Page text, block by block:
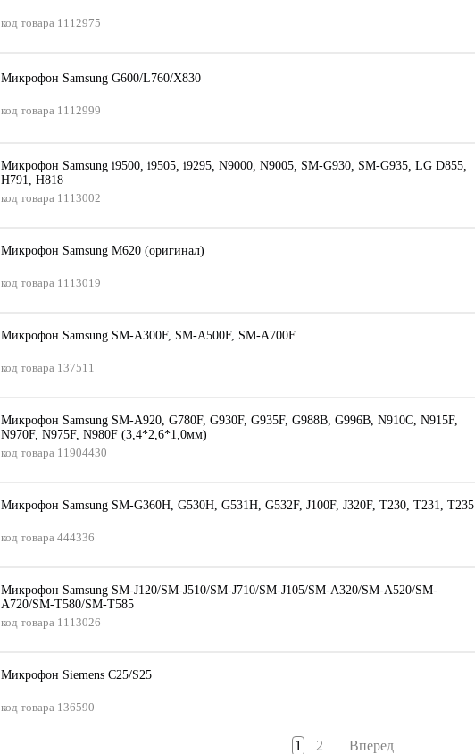
код товара 1112975
Микрофон Samsung G600/L760/X830
код товара 1112999
Микрофон Samsung i9500, i9505, i9295, N9000, N9005, SM-G930, SM-G935, LG D855,
H791, H818
код товара 1113002
Микрофон Samsung M620 (оригинал)
код товара 1113019
Микрофон Samsung SM-A300F, SM-A500F, SM-A700F
код товара 137511
Микрофон Samsung SM-A920, G780F, G930F, G935F, G988B, G996B, N910C, N915F,
N970F, N975F, N980F (3,4*2,6*1,0мм)
код товара 11904430
Микрофон Samsung SM-G360H, G530H, G531H, G532F, J100F, J320F, T230, T231, T235
код товара 444336
Микрофон Samsung SM-J120/SM-J510/SM-J710/SM-J105/SM-A320/SM-A520/SM-
A720/SM-T580/SM-T585
код товара 1113026
Микрофон Siemens C25/S25
код товара 136590
1 2 Вперед